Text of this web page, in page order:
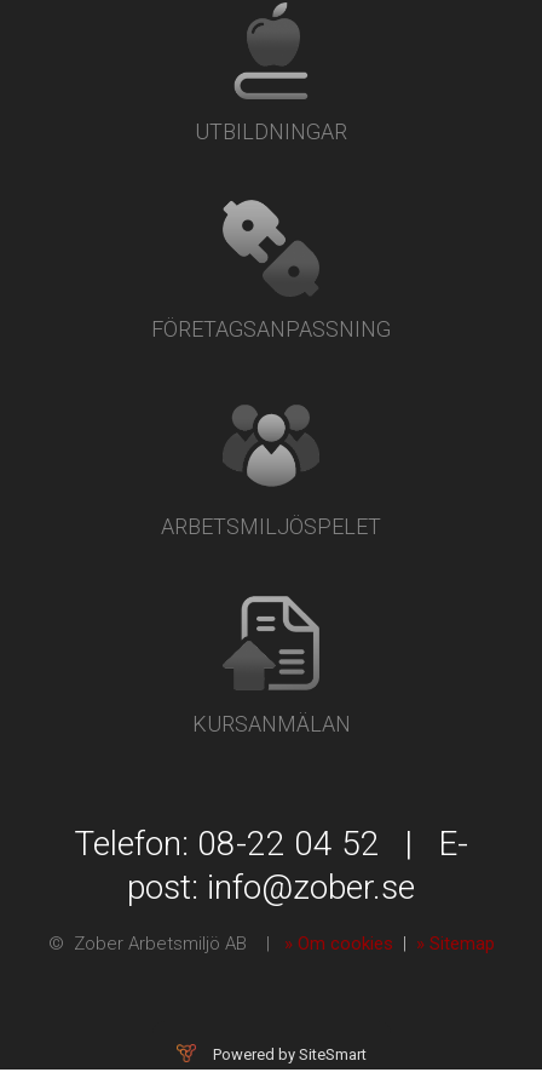
UTBILDNINGAR
FÖRETAGSANPASSNING
ARBETSMILJÖSPELET
KURSANMÄLAN
Telefon: 08-22 04 52 | E-
post: info@zober.se
© Zober Arbetsmiljö AB | » Om cookies » Sitemap
Powered by SiteSmart